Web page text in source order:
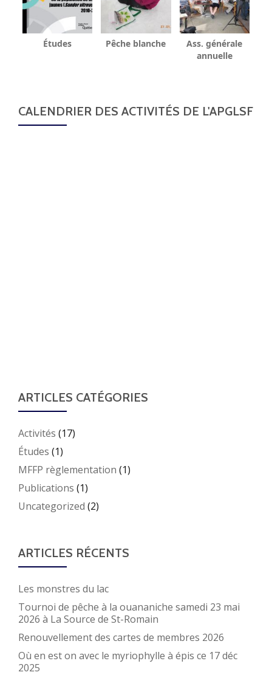
Études Pêche blanche
Ass. générale
annuelle
CALENDRIER DES ACTIVITÉS DE L'APGLSF
ARTICLES CATÉGORIES
Activités (17)
Études (1)
MFFP règlementation (1)
Publications (1)
Uncategorized (2)
ARTICLES RÉCENTS
Les monstres du lac
Tournoi de pêche à la ouananiche samedi 23 mai
2026 à La Source de St-Romain
Renouvellement des cartes de membres 2026
Où en est on avec le myriophylle à épis ce 17 déc
2025